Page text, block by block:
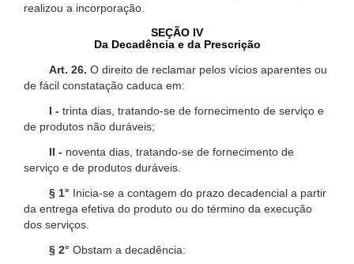
realizou a incorporação.
SEÇÃO IV
Da Decadência e da Prescrição
Art. 26. O direito de reclamar pelos vícios aparentes ou
de fácil constatação caduca em:
I - trinta dias, tratando-se de fornecimento de serviço e
de produtos não duráveis;
II - noventa dias, tratando-se de fornecimento de
serviço e de produtos duráveis.
§ 1° Inicia-se a contagem do prazo decadencial a partir
da entrega efetiva do produto ou do término da execução
dos serviços.
§ 2° Obstam a decadência: